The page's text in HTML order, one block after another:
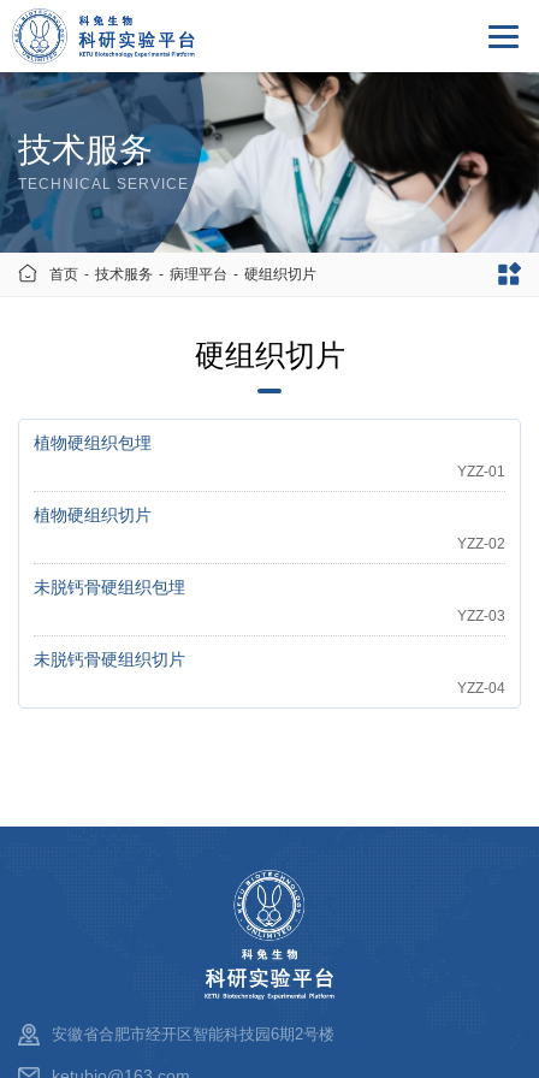
技术服务
TECHNICAL SERVICE
首页 - 技术服务 - 病理平台 - 硬组织切片
硬组织切片
植物硬组织包埋
YZZ-01
植物硬组织切片
YZZ-02
未脱钙骨硬组织包埋
YZZ-03
未脱钙骨硬组织切片
YZZ-04
安徽省合肥市经开区智能科技园6期2号楼